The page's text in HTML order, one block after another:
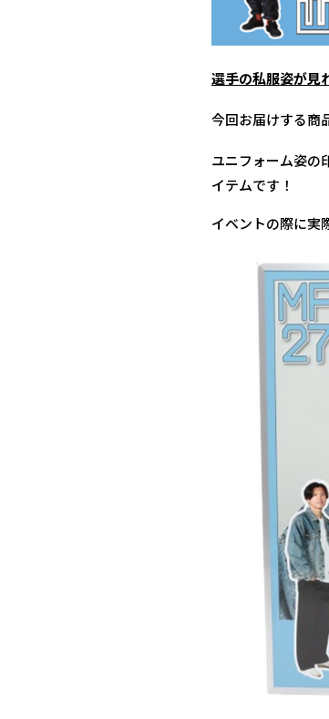
選手の私服姿が見
今回お届けする商
ユニフォーム姿の
イテムです！
イベントの際に実